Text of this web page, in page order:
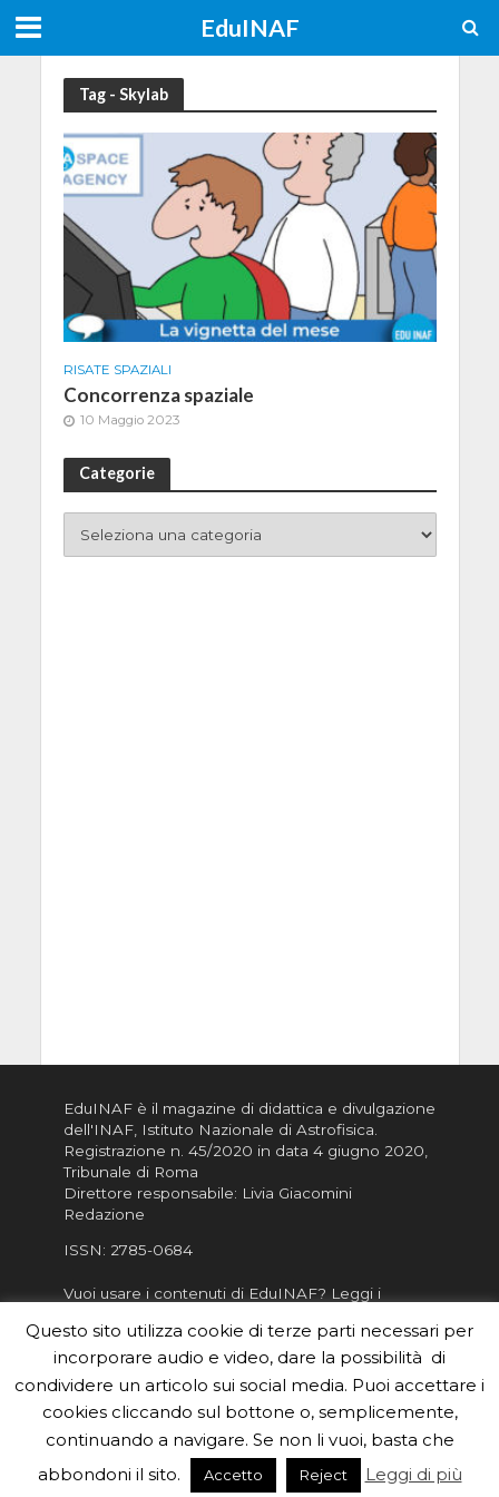
EduINAF
Tag - Skylab
RISATE SPAZIALI
Concorrenza spaziale
10 Maggio 2023
Categorie
EduINAF è il magazine di didattica e divulgazione
dell'INAF, Istituto Nazionale di Astrofisica
Registrazione n. 45/2020 in data 4 giugno 2020,
Tribunale di Roma
Direttore responsabile: Livia Giacomini
Redazione
ISSN: 2785-0684
Vuoi usare i contenuti di EduINAF? Leggi i
Informativa sulla Privacy
Informatva sui Cookie
Per la rubrica de l'Astronomo risponde, per
inviarci le tue foto o i tuoi contributi, scrivici a
redazione.edu [chiocciola] inaf.it oppure
il form
Questo sito utilizza cookie di terze parti necessari per
incorporare audio e video, dare la possibilità di
condividere un articolo sui social media. Puoi accettare i
cookies cliccando sul bottone o, semplicemente,
continuando a navigare. Se non li vuoi, basta che
abbondoni il sito.
Accetto Reject Leggi di più